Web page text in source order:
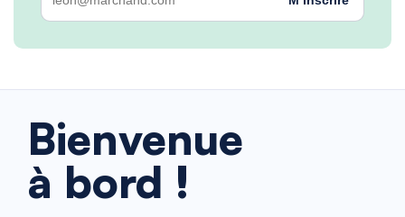
Bienvenue
à bord !